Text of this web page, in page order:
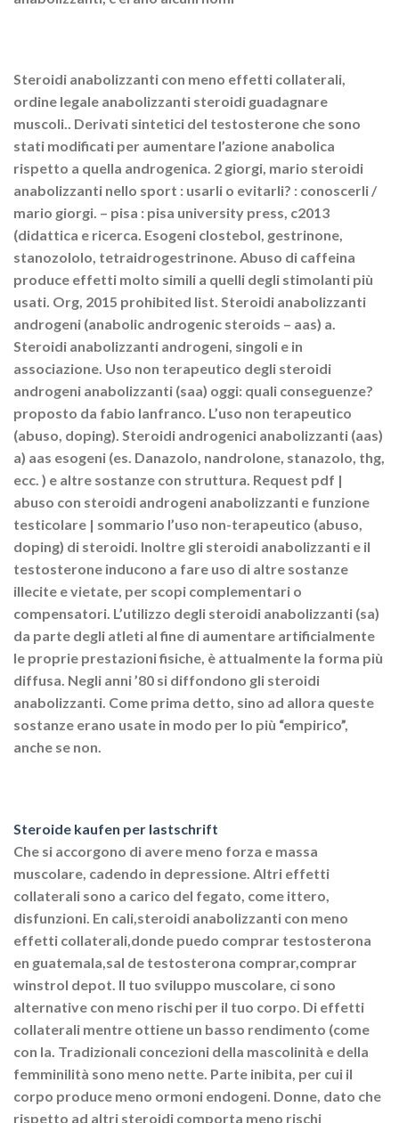
Steroidi anabolizzanti con meno effetti collaterali,
ordine legale anabolizzanti steroidi guadagnare
muscoli.. Derivati sintetici del testosterone che sono
stati modificati per aumentare l’azione anabolica
rispetto a quella androgenica. 2 giorgi, mario steroidi
anabolizzanti nello sport : usarli o evitarli? : conoscerli /
mario giorgi. – pisa : pisa university press, c2013
(didattica e ricerca. Esogeni clostebol, gestrinone,
stanozololo, tetraidrogestrinone. Abuso di caffeina
produce effetti molto simili a quelli degli stimolanti più
usati. Org, 2015 prohibited list. Steroidi anabolizzanti
androgeni (anabolic androgenic steroids – aas) a.
Steroidi anabolizzanti androgeni, singoli e in
associazione. Uso non terapeutico degli steroidi
androgeni anabolizzanti (saa) oggi: quali conseguenze?
proposto da fabio lanfranco. L’uso non terapeutico
(abuso, doping). Steroidi androgenici anabolizzanti (aas)
a) aas esogeni (es. Danazolo, nandrolone, stanazolo, thg,
ecc. ) e altre sostanze con struttura. Request pdf |
abuso con steroidi androgeni anabolizzanti e funzione
testicolare | sommario l’uso non-terapeutico (abuso,
doping) di steroidi. Inoltre gli steroidi anabolizzanti e il
testosterone inducono a fare uso di altre sostanze
illecite e vietate, per scopi complementari o
compensatori. L’utilizzo degli steroidi anabolizzanti (sa)
da parte degli atleti al fine di aumentare artificialmente
le proprie prestazioni fisiche, è attualmente la forma più
diffusa. Negli anni ’80 si diffondono gli steroidi
anabolizzanti. Come prima detto, sino ad allora queste
sostanze erano usate in modo per lo più “empirico”,
anche se non.
Steroide kaufen per lastschrift
Che si accorgono di avere meno forza e massa
muscolare, cadendo in depressione. Altri effetti
collaterali sono a carico del fegato, come ittero,
disfunzioni. En cali,steroidi anabolizzanti con meno
effetti collaterali,donde puedo comprar testosterona
en guatemala,sal de testosterona comprar,comprar
winstrol depot. Il tuo sviluppo muscolare, ci sono
alternative con meno rischi per il tuo corpo. Di effetti
collaterali mentre ottiene un basso rendimento (come
con la. Tradizionali concezioni della mascolinità e della
femminilità sono meno nette. Parte inibita, per cui il
corpo produce meno ormoni endogeni. Donne, dato che
rispetto ad altri steroidi comporta meno rischi